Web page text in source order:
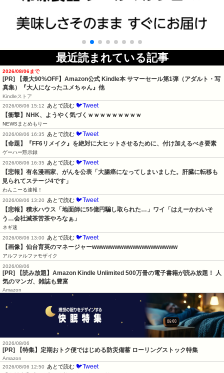
最近読まれている記事
2026/08/06まで
[PR]
【最大90%OFF】Amazon公式 Kindle本 サマーセール第1弾（アダルト・写
真集）『大人になったユメちゃん』他
Kindleストア
2026/08/06 15:12
あとで読む 🐦Tweet
【衝撃】NHK、ようやく気づくｗｗｗｗｗｗｗｗｗ
NEWSまとめもりー
2026/08/06 16:35
あとで読む 🐦Tweet
【命題】『FF6リメイク』を絶対に大ヒットさせるために、付け加えるべき要素
ゲーハー黙示録
2026/08/06 16:35
あとで読む 🐦Tweet
【悲報】有名漫画家、がんを公表「大腸癌になってしまいました。肝臓に転移も
見られてステージ4です」
わんこーる速報！
2026/08/06 13:20
あとで読む 🐦Tweet
【悲報】積水ハウス「地面師に55億円騙し取られた…」ワイ「はえーかわいそ
う…会社滅茶苦茶やろなぁ」
ネギ速
2026/08/06 13:00
あとで読む 🐦Tweet
【画像】仙台育英のマネージャーwwwwwwwwwwwwwwwwwww
アルファルファモザイク
2026/08/06
[PR] 【読み放題】Amazon Kindle Unlimited 500万冊の電子書籍が読み放題！ 人
気のマンガ、雑誌も豊富
Amazon
2026/08/06
[PR] 【特集】定期おトク便ではじめる防災備蓄 ローリングストック特集
Amazon
2026/08/06 12:50
あとで読む 🐦Tweet